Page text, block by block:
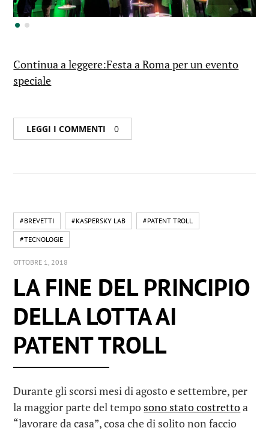
Continua a leggere:Festa a Roma per un evento
speciale
LEGGI I COMMENTI 0
#BREVETTI #KASPERSKY LAB #PATENT TROLL
#TECNOLOGIE
OTTOBRE 1, 2018
LA FINE DEL PRINCIPIO
DELLA LOTTA AI
PATENT TROLL
Durante gli scorsi mesi di agosto e settembre, per
la maggior parte del tempo sono stato costrettoa
“lavorare da casa”, cosa che di solito non faccio